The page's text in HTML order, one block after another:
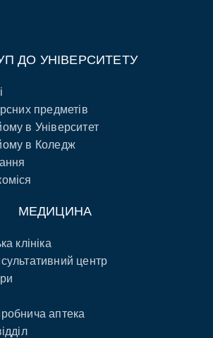
ДО УНІВЕРСИТЕТУ
предметів
в Університет
в Коледж
МЕДИЦИНА
клініка
центр
аптека